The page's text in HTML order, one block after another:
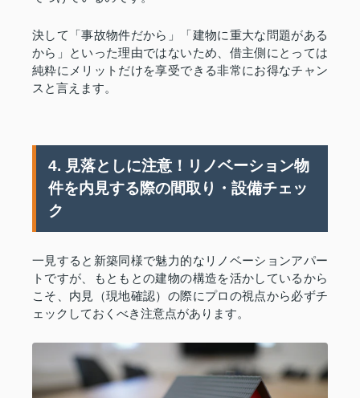
決して「事故物件だから」「建物に重大な問題がある
から」といった理由ではないため、借主側にとっては
純粋にメリットだけを享受できる非常にお得なチャン
スと言えます。
4. 見落としに注意！リノベーション物
件を内見する際の間取り・設備チェッ
ク
一見すると新築同様で魅力的なリノベーションアパー
トですが、もともとの建物の構造を活かしているから
こそ、内見（現地確認）の際にプロの視点から必ずチ
ェックしておくべき注意点があります。